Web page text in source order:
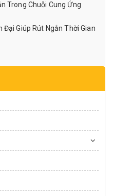
Trong Chuỗi Cung Ứng
Đại Giúp Rút Ngắn Thời Gian